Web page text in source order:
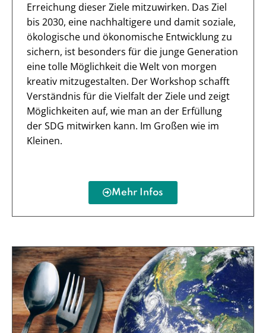
Erreichung dieser Ziele mitzuwirken. Das Ziel
bis 2030, eine nachhaltigere und damit soziale,
ökologische und ökonomische Entwicklung zu
sichern, ist besonders für die junge Generation
eine tolle Möglichkeit die Welt von morgen
kreativ mitzugestalten. Der Workshop schafft
Verständnis für die Vielfalt der Ziele und zeigt
Möglichkeiten auf, wie man an der Erfüllung
der SDG mitwirken kann. Im Großen wie im
Kleinen.
Mehr Infos